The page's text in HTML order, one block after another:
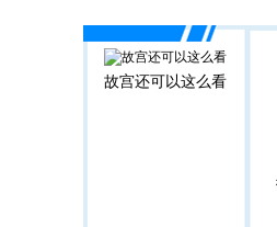
故宫还可以这么看